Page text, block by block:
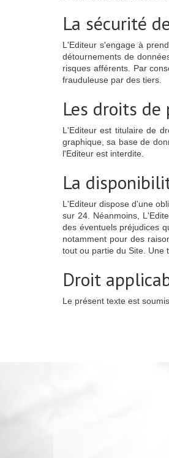
La sécurité
L'Editeur s'engage à
détournements de
risques afférents. Par
frauduleuse par des tiers.
Les droits
L'Editeur est titulaire de
graphique, sa base de
l'Editeur est interdite.
La
L'Editeur dispose d'une
sur 24. Néanmoins,
des éventuels préjudices
notamment pour des
tout ou partie du Site. Une
Droit
Le présent texte est